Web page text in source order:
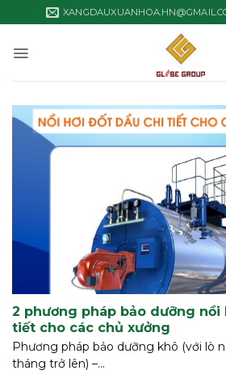
qua
dung
2 phương pháp bảo dưỡng nồi
tiết cho các chủ xưởng
Phương pháp bảo dưỡng khô (với lò
tháng trở lên) –...